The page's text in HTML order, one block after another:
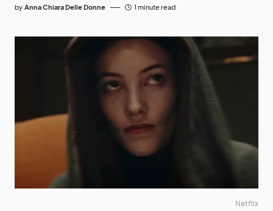
by Anna Chiara Delle Donne 1 minute read
Netflix